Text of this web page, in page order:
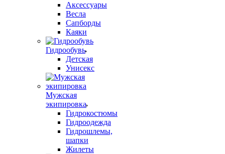
Аксессуары
Весла
Сапборды
Каяки
Гидрообувь
Детская
Унисекс
Мужская
экипировка
Гидрокостюмы
Гидроодежда
Гидрошлемы,
шапки
Жилеты